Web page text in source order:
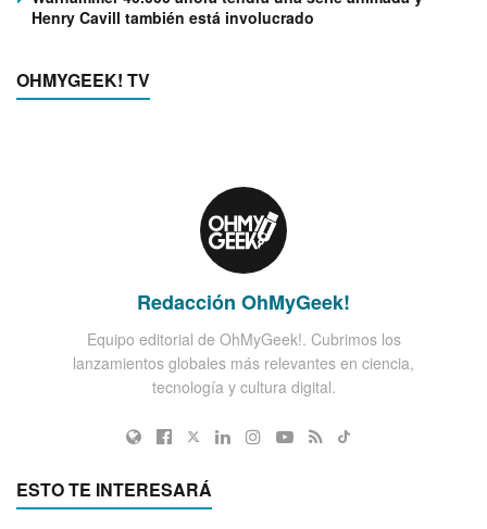
Henry Cavill también está involucrado
OHMYGEEK! TV
Redacción OhMyGeek!
Equipo editorial de OhMyGeek!. Cubrimos los
lanzamientos globales más relevantes en ciencia,
tecnología y cultura digital.
ESTO TE INTERESARÁ